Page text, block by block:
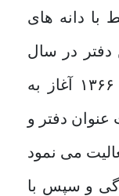
با دانه های
دفتر در سال
۱۳۵۷ تعطیل و مجددا در سال ۱۳۶۶ آغاز به
و تا سال ۱۳۷۴ تحت عنوان دفتر و
می نمود
نمایندگی و سپس با